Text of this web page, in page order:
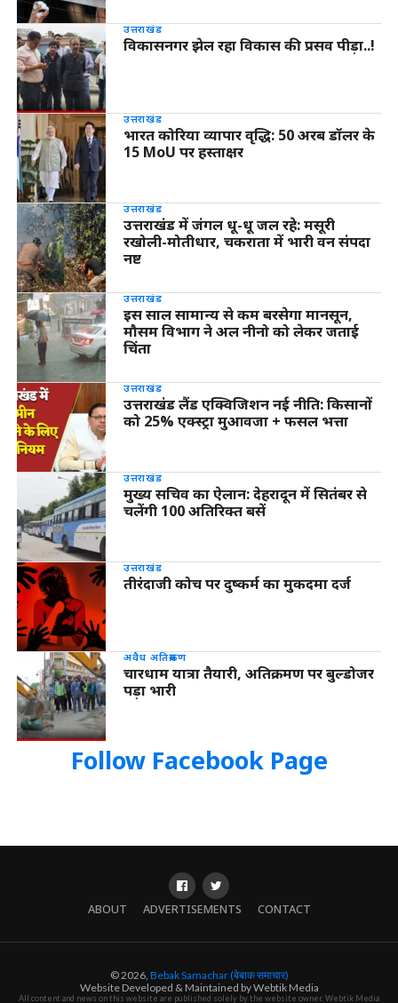
उत्तराखंड
विकासनगर झेल रहा विकास की प्रसव पीड़ा..!
उत्तराखंड
भारत कोरिया व्यापार वृद्धि: 50 अरब डॉलर के
15 MoU पर हस्ताक्षर
उत्तराखंड
उत्तराखंड में जंगल धू-धू जल रहे: मसूरी
रखोली-मोतीधार, चकराता में भारी वन संपदा
नष्ट
उत्तराखंड
इस साल सामान्य से कम बरसेगा मानसून,
मौसम विभाग ने अल नीनो को लेकर जताई
चिंता
उत्तराखंड
उत्तराखंड लैंड एक्विजिशन नई नीति: किसानों
को 25% एक्स्ट्रा मुआवजा + फसल भत्ता
उत्तराखंड
मुख्य सचिव का ऐलान: देहरादून में सितंबर से
चलेंगी 100 अतिरिक्त बसें
उत्तराखंड
तीरंदाजी कोच पर दुष्कर्म का मुकदमा दर्ज
अवैध अतिक्रमण
चारधाम यात्रा तैयारी, अतिक्रमण पर बुल्डोजर
पड़ा भारी
Follow Facebook Page
ABOUT ADVERTISEMENTS CONTACT
© 2026, Bebak Samachar (बेबाक समाचार)
Website Developed & Maintained by Webtik Media
All content and news on this website are published solely by the website owner. Webtik Media